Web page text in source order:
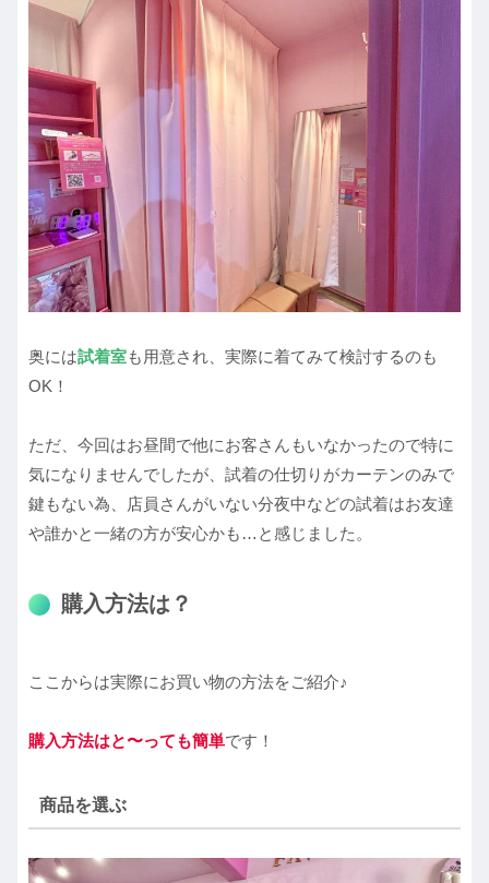
奥には試着室も用意され、実際に着てみて検討するのも
OK！
ただ、今回はお昼間で他にお客さんもいなかったので特に
気になりませんでしたが、試着の仕切りがカーテンのみで
鍵もない為、店員さんがいない分夜中などの試着はお友達
や誰かと一緒の方が安心かも…と感じました。
購入方法は？
ここからは実際にお買い物の方法をご紹介♪
購入方法はと〜っても簡単です！
商品を選ぶ